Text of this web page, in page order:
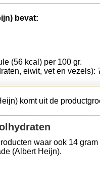
bevat:
(56 kcal) per 100 gr.
eiwit, vet en vezels):
komt uit de
waar ook 14
(Albert Heijn).